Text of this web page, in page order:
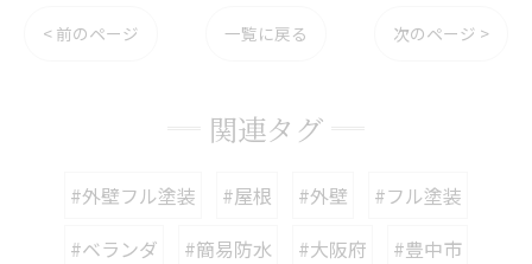
< 前のページ 一覧に戻る 次のページ >
関連タグ
#外壁フル塗装 #屋根 #外壁
#フル塗装
#ベランダ
#簡易防水 #大阪府 #豊中市